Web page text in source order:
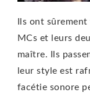
Ils ont
MCs et leurs
maître. Ils
leur style est
facétie sonore